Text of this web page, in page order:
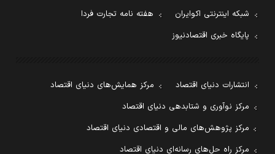
شبکه اینترنتی اکوایران
هفته نامه تجارت فردا
پایگاه خبری اقتصادنیوز
انتشارات دنیای اقتصاد
مرکز همایش‌های دنیای اقتصاد
مرکز نوآوری و شتابدهی دنیای اقتصاد
مرکز پژوهش‌های مالی و اقتصادی دنیای اقتصاد
مرکز راه حل‌های رسانه‌ای دنیای اقتصاد